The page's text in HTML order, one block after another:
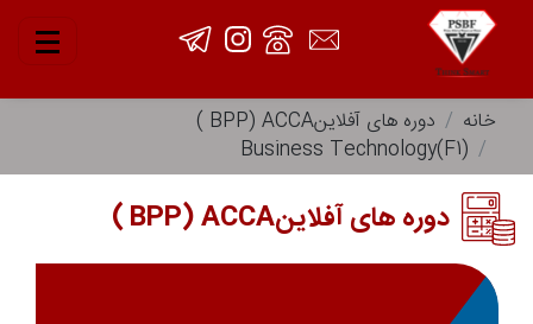
خانه
دوره های آفلاینBPP) ACCA )
Business Technology(F1)
دوره های آفلاینBPP) ACCA )